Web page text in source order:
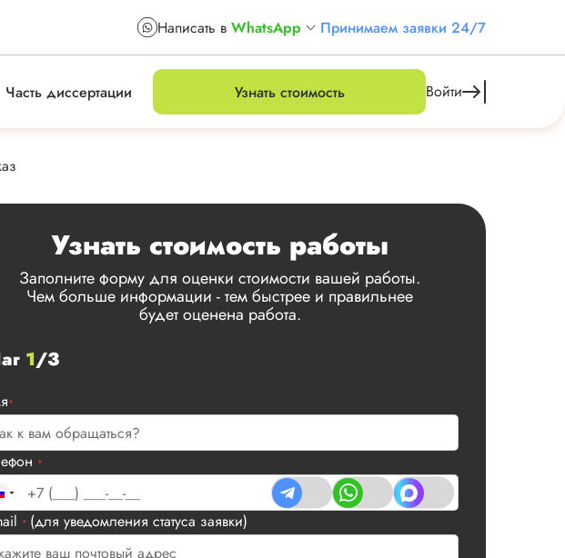
Написать в WhatsApp Принимаем заявки 24/7
Часть диссертации Узнать стоимость Войти
Узнать стоимость работы
Заполните форму для оценки стоимости вашей работы.
Чем больше информации - тем быстрее и правильнее
будет оценена работа.
1/3
*
*
* (для уведомления статуса заявки)